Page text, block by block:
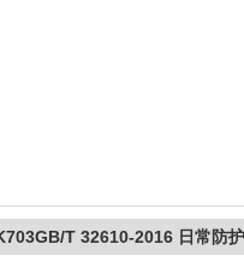
T 32610-2016 日常防